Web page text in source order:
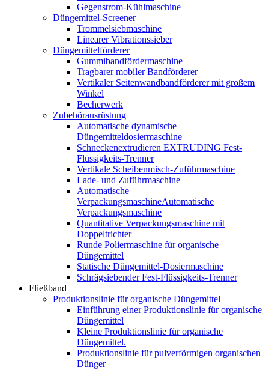
Gegenstrom-Kühlmaschine
Düngemittel-Screener
Trommelsiebmaschine
Linearer Vibrationssieber
Düngemittelförderer
Gummibandfördermaschine
Tragbarer mobiler Bandförderer
Vertikaler Seitenwandbandförderer mit großem
Winkel
Becherwerk
Zubehörausrüstung
Automatische dynamische
Düngemitteldosiermaschine
Schneckenextrudieren EXTRUDING Fest-
Flüssigkeits-Trenner
Vertikale Scheibenmisch-Zuführmaschine
Lade- und Zuführmaschine
Automatische
VerpackungsmaschineAutomatische
Verpackungsmaschine
Quantitative Verpackungsmaschine mit
Doppeltrichter
Runde Poliermaschine für organische
Düngemittel
Statische Düngemittel-Dosiermaschine
Schrägsiebender Fest-Flüssigkeits-Trenner
Fließband
Produktionslinie für organische Düngemittel
Einführung einer Produktionslinie für organische
Düngemittel
Kleine Produktionslinie für organische
Düngemittel.
Produktionslinie für pulverförmigen organischen
Dünger